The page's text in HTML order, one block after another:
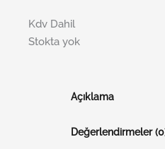
Kdv Dahil
Stokta yok
Açıklama
Değerlendirmeler